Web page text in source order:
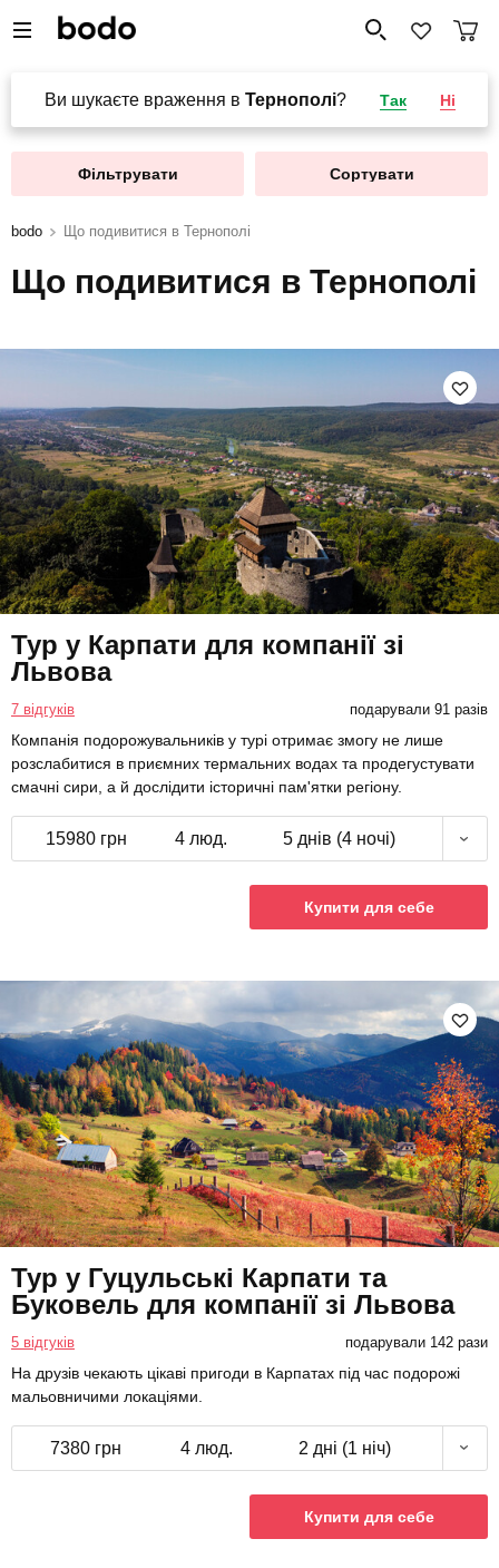
Ви шукаєте враження в Тернополі? Так Ні
Фільтрувати Сортувати
bodo Що подивитися в Тернополі
Що подивитися в Тернополі
Тур у Карпати для компанії зі
Львова
7 відгуків подарували 91 разів
Компанія подорожувальників у турі отримає змогу не лише
розслабитися в приємних термальних водах та продегустувати
смачні сири, а й дослідити історичні пам'ятки регіону.
15980 грн 4 люд. 5 днів (4 ночі)
Купити для себе
Тур у Гуцульські Карпати та
Буковель для компанії зі Львова
5 відгуків подарували 142 рази
На друзів чекають цікаві пригоди в Карпатах під час подорожі
мальовничими локаціями.
7380 грн 4 люд. 2 дні (1 ніч)
Купити для себе